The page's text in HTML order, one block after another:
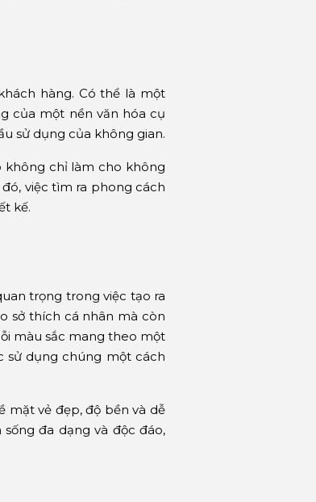
hàng. Có thể là một
của một nền văn hóa cụ
sử dụng của không gian.
không chỉ làm cho không
việc tìm ra phong cách
kế.
trọng trong việc tạo ra
sở thích cá nhân mà còn
màu sắc mang theo một
sử dụng chúng một cách
mặt vẻ đẹp, độ bền và dễ
đa dạng và độc đáo,